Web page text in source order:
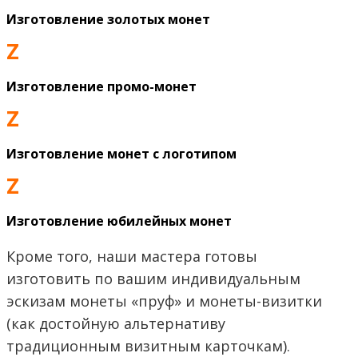
Изготовление золотых монет
Z
Изготовление промо-монет
Z
Изготовление монет с логотипом
Z
Изготовление юбилейных монет
Кроме того, наши мастера готовы
изготовить по вашим индивидуальным
эскизам монеты «пруф» и монеты-визитки
(как достойную альтернативу
традиционным визитным карточкам).